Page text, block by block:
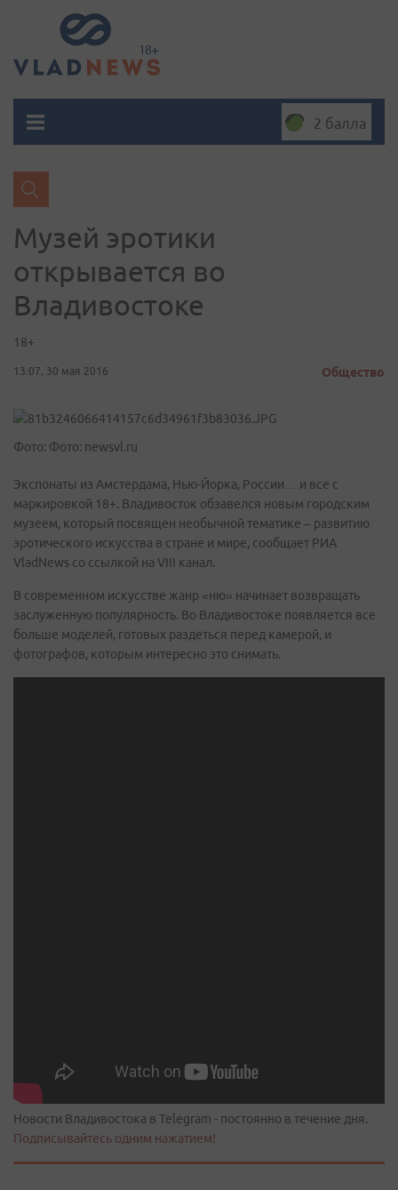
2 балла
Музей эротики
открывается во
Владивостоке
18+
13:07, 30 мая 2016 Общество
Фото: Фото: newsvl.ru
Экспонаты из Амстердама, Нью-Йорка, России… и все с
маркировкой 18+. Владивосток обзавелся новым городским
музеем, который посвящен необычной тематике – развитию
эротического искусства в стране и мире, сообщает РИА
VladNews со ссылкой на VIII канал.
В современном искусстве жанр «ню» начинает возвращать
заслуженную популярность. Во Владивостоке появляется все
больше моделей, готовых раздеться перед камерой, и
фотографов, которым интересно это снимать.
Новости Владивостока в Telegram - постоянно в течение дня.
Подписывайтесь одним нажатием!